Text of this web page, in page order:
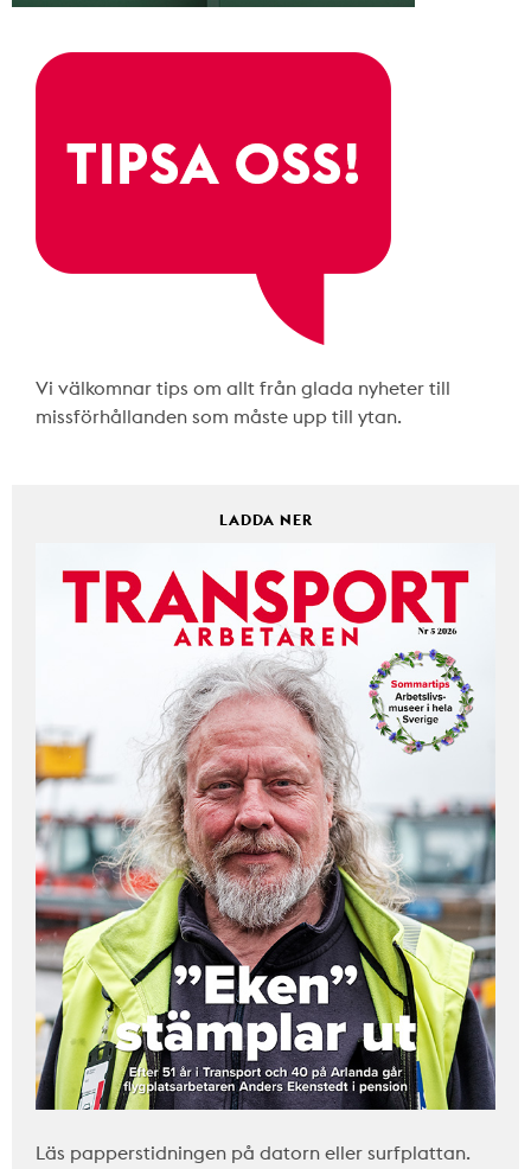
Vi välkomnar tips om allt från glada nyheter till
missförhållanden som måste upp till ytan.
LADDA NER
Läs papperstidningen på datorn eller surfplattan.